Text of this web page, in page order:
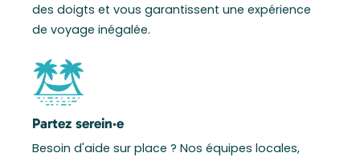
des doigts et vous garantissent une expérience
de voyage inégalée.
Partez serein·e
Besoin d'aide sur place ? Nos équipes locales,